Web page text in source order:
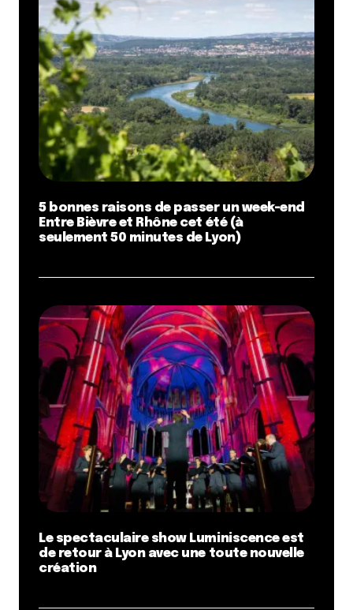
5 bonnes raisons de passer un week-end
Entre Bièvre et Rhône cet été (à
seulement 50 minutes de Lyon)
Le spectaculaire show Luminiscence est
de retour à Lyon avec une toute nouvelle
création